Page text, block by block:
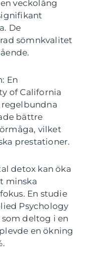
veckolång
De
sömnkvalitet
En
of California
bättre
vilket
prestationer.
detox kan öka
minska
En studie
Psychology
deltog i en
en ökning